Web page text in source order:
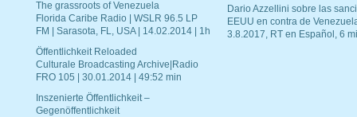
The grassroots of Venezuela
Florida Caribe Radio | WSLR 96.5 LP
FM | Sarasota, FL, USA | 14.02.2014 | 1h
Öffentlichkeit Reloaded
Culturale Broadcasting Archive|Radio
FRO 105 | 30.01.2014 | 49:52 min
Inszenierte Öffentlichkeit –
Gegenöffentlichkeit
Dario Azzellini sobre las
EEUU en contra de
3.8.2017, RT en Español, 6